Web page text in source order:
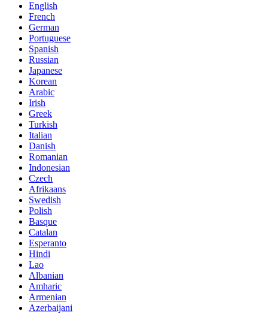
English
French
German
Portuguese
Spanish
Russian
Japanese
Korean
Arabic
Irish
Greek
Turkish
Italian
Danish
Romanian
Indonesian
Czech
Afrikaans
Swedish
Polish
Basque
Catalan
Esperanto
Hindi
Lao
Albanian
Amharic
Armenian
Azerbaijani